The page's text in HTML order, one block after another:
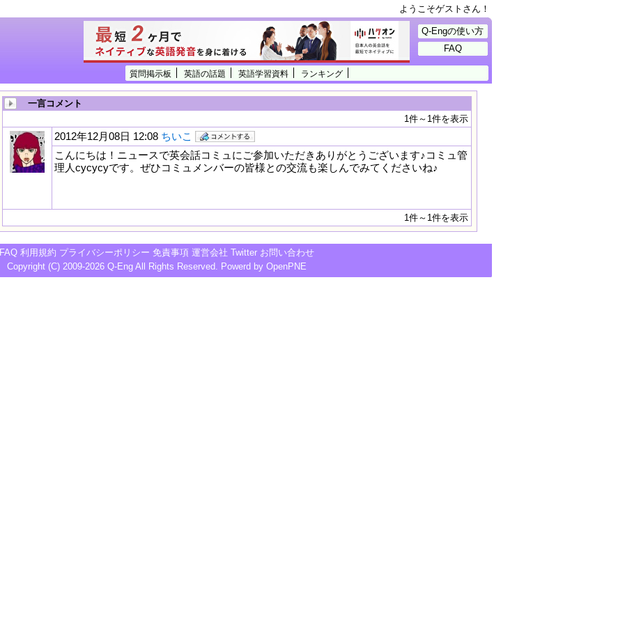
ようこそゲストさん！
質問掲示板 英語の話題 英語学習資料 ランキング
Q-Engの使い方
FAQ
一言コメント
1件～1件を表示
2012年12月08日 12:08 ちいこ
こんにちは！ニュースで英会話コミュにご参加いただきありがとうございます♪コミュ管
理人cycycyです。ぜひコミュメンバーの皆様との交流も楽しんでみてくださいね♪
1件～1件を表示
FAQ 利用規約 プライバシーポリシー 免責事項 運営会社 Twitter お問い合わせ
Copyright (C) 2009-2026 Q-Eng All Rights Reserved. Powerd by OpenPNE